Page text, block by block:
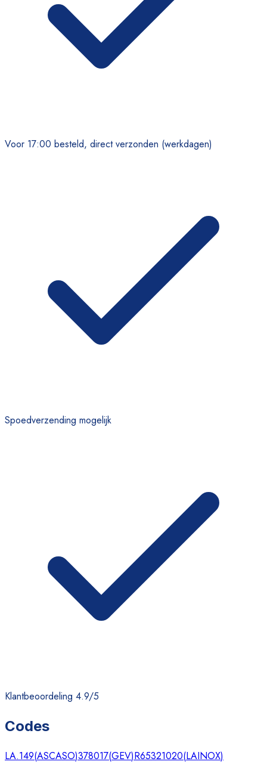
Voor 17:00 besteld, direct verzonden (werkdagen)
Spoedverzending mogelijk
Klantbeoordeling 4.9/5
Codes
LA.149(ASCASO)378017(GEV)R65321020(LAINOX)